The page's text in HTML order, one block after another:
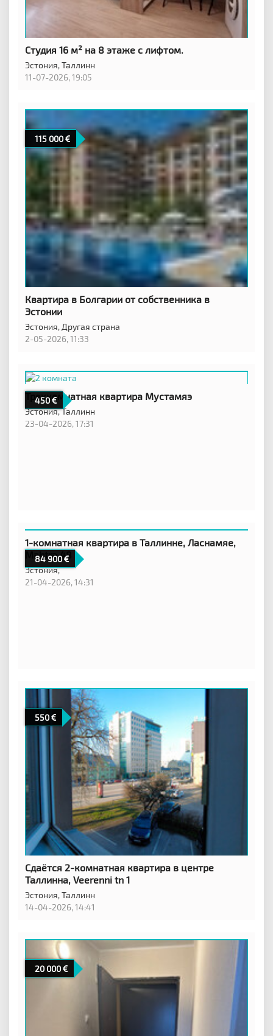
Студия 16 м² на 8 этаже с лифтом.
Эстония,Таллинн
11-07-2026, 19:05
115 000
Квартира в Болгарии от собственника в
Эстонии
Эстония, Другая страна
2-05-2026, 11:33
450
Трехкомнатная квартира Мустамяэ
Эстония,Таллинн
23-04-2026, 17:31
84 900
1-комнатная квартира в Таллинне, Ласнамяе,
Mahtra 48
Эстония,
21-04-2026, 14:31
550
Сдаётся 2-комнатная квартира в центре
Таллинна, Veerenni tn 1
Эстония,Таллинн
14-04-2026, 14:41
20 000